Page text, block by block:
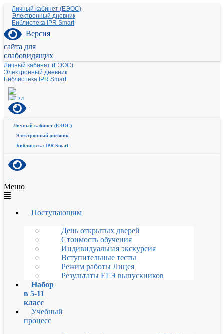
Личный кабинет (ЕЭОС)
Электронный дневник
Библиотека IPR Smart
Версия
сайта для
слабовидящих
Личный кабинет (ЕЭОС)
Электронный дневник
Библиотека IPR Smart
Личный кабинет (ЕЭОС)
Электронный дневник
Библиотека IPR Smart
Меню
Поступающим
День открытых дверей
Стоимость обучения
Индивидуальная экскурсия
Вступительные тесты
Режим работы Лицея
Результаты ЕГЭ выпускников
Набор
в 5-11
класс
Учебный
процесс